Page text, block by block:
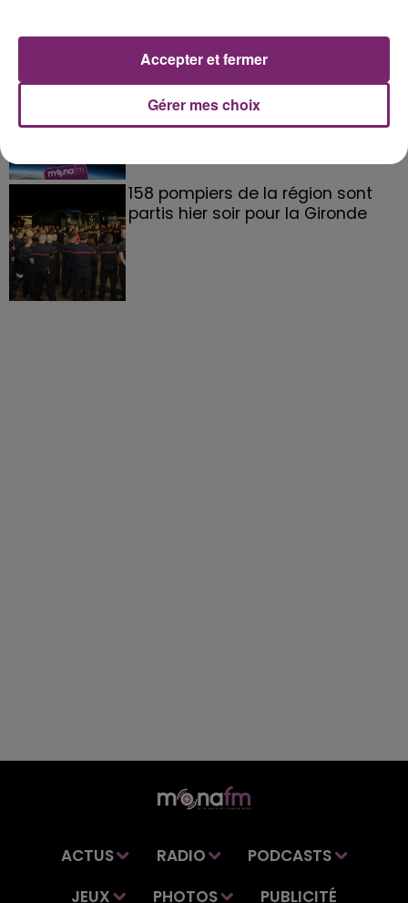
éclipse solaire du 12 Août 2026
158 pompiers de la région sont
partis hier soir pour la Gironde
ACTUS RADIO
PODCASTS
JEUX
PHOTOS PUBLICITÉ
Gérer mes choix
Accepter et fermer